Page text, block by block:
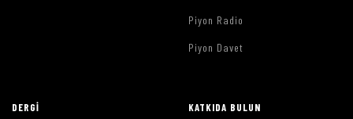
Piyon Radio
Piyon Davet
DERGI KATKIDA BULUN